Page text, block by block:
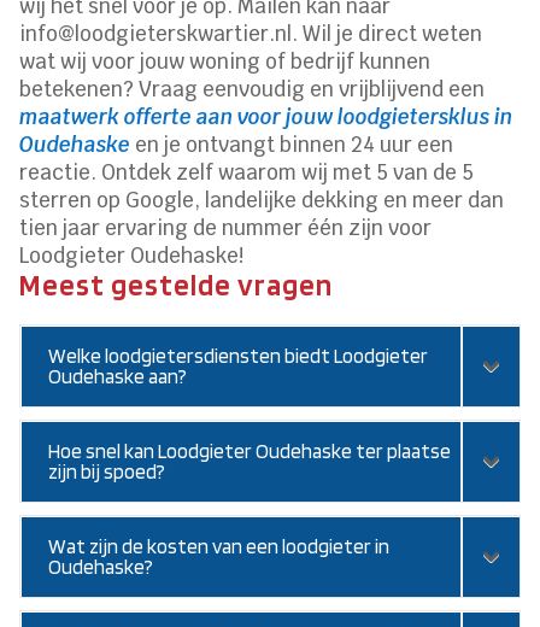
wij het snel voor je op. Mailen kan naar
info@loodgieterskwartier.nl. Wil je direct weten
wat wij voor jouw woning of bedrijf kunnen
betekenen? Vraag eenvoudig en vrijblijvend een
maatwerk offerte aan voor jouw loodgietersklus in
Oudehaske en je ontvangt binnen 24 uur een
reactie. Ontdek zelf waarom wij met 5 van de 5
sterren op Google, landelijke dekking en meer dan
tien jaar ervaring de nummer één zijn voor
Loodgieter Oudehaske!
Meest gestelde vragen
Welke loodgietersdiensten biedt Loodgieter
Oudehaske aan?
Hoe snel kan Loodgieter Oudehaske ter plaatse
zijn bij spoed?
Wat zijn de kosten van een loodgieter in
Oudehaske?